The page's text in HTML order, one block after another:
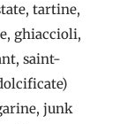
tartine,
ghiaccioli,
saint-
junk